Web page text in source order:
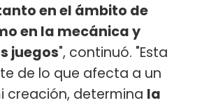
en el ámbito de
en la mecánica y
juegos", continuó. "Esta
de lo que afecta a un
creación, determina la